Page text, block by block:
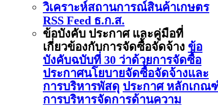
วิเคราะห์สถานการณ์สินค้าเกษตร
RSS Feed ธ.ก.ส.
ข้อบังคับ ประกาศ และคู่มือที่
เกี่ยวข้องกับการจัดซื้อจัดจ้าง ข้อ
บังคับฉบับที่ 30 ว่าด้วยการจัดซื้อ
ประกาศนโยบายจัดซื้อจัดจ้างและ
การบริหารพัสดุ ประกาศ หลักเกณ
การบริหารจัดการด้านความ